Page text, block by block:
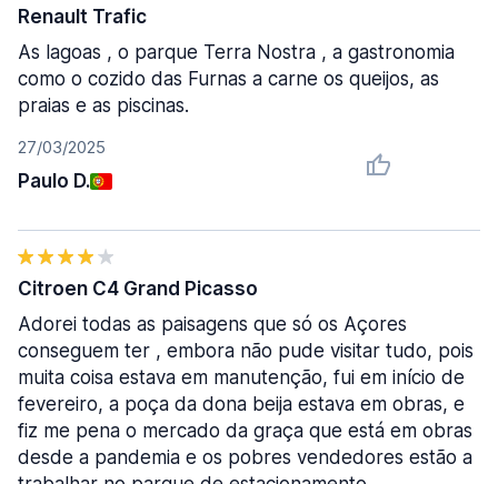
27/03/2025
Paulo D.
Renault Trafic
As lagoas , o parque Terra Nostra , a gastronomia
como o cozido das Furnas a carne os queijos, as
praias e as piscinas.
Citroen C4 Grand Picasso
Adorei todas as paisagens que só os Açores
conseguem ter , embora não pude visitar tudo, pois
muita coisa estava em manutenção, fui em início de
fevereiro, a poça da dona beija estava em obras, e
fiz me pena o mercado da graça que está em obras
desde a pandemia e os pobres vendedores estão a